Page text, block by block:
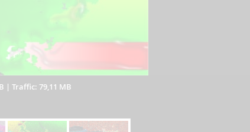
| Traffic: 79,11 MB